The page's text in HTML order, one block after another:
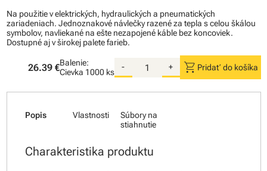
Na použitie v elektrických, hydraulických a pneumatických
zariadeniach. Jednoznakové návlečky razené za tepla s celou škálou
symbolov, navliekané na ešte nezapojené káble bez koncoviek.
Dostupné aj v širokej palete farieb.
26.39 €Balenie:
Cievka 1000 ks
- + shopping_cart Pridať do košíka
Popis Vlastnosti
Súbory na
stiahnutie
Charakteristika produktu